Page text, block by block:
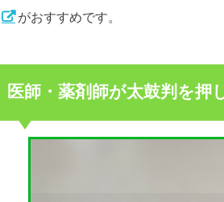
がおすすめです。
医師・薬剤師が太鼓判を押